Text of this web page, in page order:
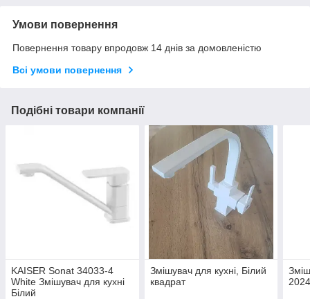
Умови повернення
Повернення товару впродовж 14 днів за домовленістю
Всі умови повернення
Подібні товари компанії
KAISER Sonat 34033-4
White Змішувач для кухні
Білий
Змішувач для кухні, Білий
квадрат